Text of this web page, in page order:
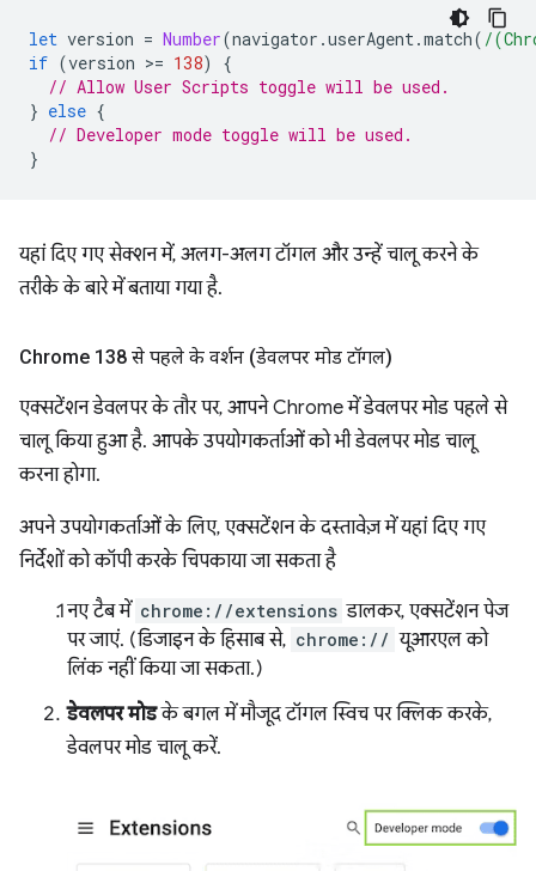
let version = Number(navigator .userAgent.match( /
if (version >= 138)
{
// Allow User Scripts toggle will be used.
} else {
// Developer mode toggle will be used.
}
यहां दिए गए सेक्शन में, अलग-अलग टॉगल और उन्हें चालू करने के
तरीके के बारे में बताया गया है.
Chrome 138 से पहले के वर्शन (डेवलपर मोड टॉगल)
एक्सटेंशन डेवलपर के तौर पर, आपने Chrome में डेवलपर मोड पहले से
चालू किया हुआ है. आपके उपयोगकर्ताओं को भी डेवलपर मोड चालू
करना होगा.
अपने उपयोगकर्ताओं के लिए, एक्सटेंशन के दस्तावेज़ में यहां दिए गए
निर्देशों को कॉपी करके चिपकाया जा सकता है
नए टैब में chrome://extensions डालकर, एक्सटेंशन पेज
पर जाएं. (डिजाइन के हिसाब से, chrome:// यूआरएल को
लिंक नहीं किया जा सकता.)
डेवलपर मोडके बगल में मौजूद टॉगल स्विच पर क्लिक करके,
डेवलपर मोड चालू करें.